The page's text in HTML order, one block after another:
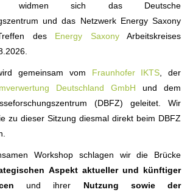
widmen sich das Deutsche
und das Netzwerk Energy Saxony
des Energy SaxonyArbeitskreises
gemeinsam vom Fraunhofer IKTS , der
Deutschland GmbH und dem
(DBFZ) geleitet. Wir
zu dieser Sitzung diesmal direkt beim DBFZ
Workshop schlagen wir die Brücke
Aspekt aktueller und künftiger
und ihrer Nutzung sowie der